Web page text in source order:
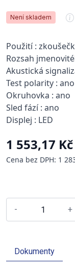
Není skladem
Použití :
Rozsah
Akustická
Test polarity : ano
Okruhovka : ano
Sled fází : ano
Displej : LED
1 553,17 Kč
Cena bez DPH: 1
- +
Dokumenty